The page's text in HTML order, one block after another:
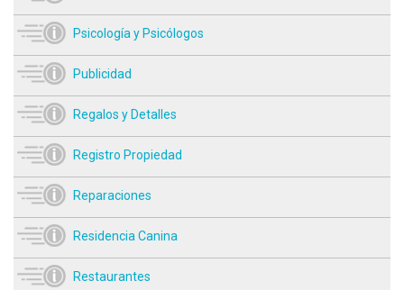
Psicología y Psicólogos
Publicidad
Regalos y Detalles
Registro Propiedad
Reparaciones
Residencia Canina
Restaurantes